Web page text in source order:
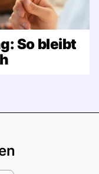
So bleibt